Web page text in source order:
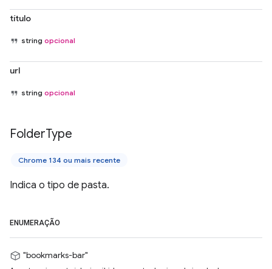
título
string opcional
url
string opcional
FolderType
Chrome 134 ou mais recente
Indica o tipo de pasta.
ENUMERAÇÃO
"bookmarks-bar"